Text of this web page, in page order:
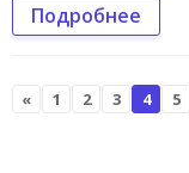
Подробнее
« 1 2 3 4 5